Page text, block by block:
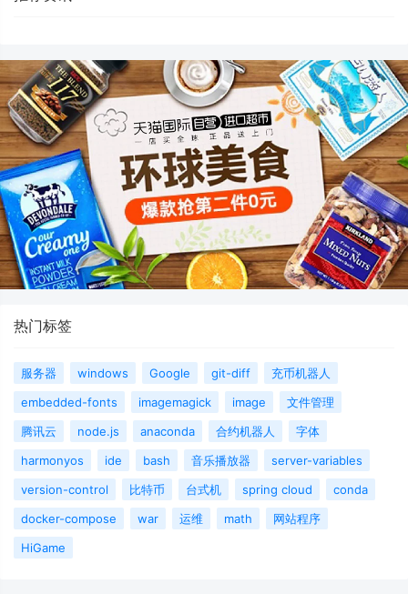
热门标签
服务器 windows Google git-diff
充币机器人
embedded-fonts
imagemagick image
文件管理
腾讯云
node.js anaconda 合约机器人
字体
harmonyos
ide bash 音乐播放器
server-variables
version-control
比特币 台式机 spring cloud
conda
docker-compose
war 运维 math
网站程序
HiGame